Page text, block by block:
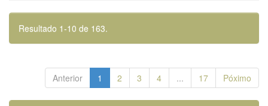
Resultado 1-10 de 163.
Anterior 1 2 3 4 ... 17 Póximo